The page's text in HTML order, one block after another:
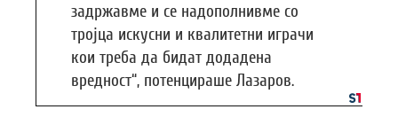
задржавме и се надополнивме со
тројца искусни и квалитетни играчи
кои треба да бидат додадена
вредност“, потенцираше Лазаров.